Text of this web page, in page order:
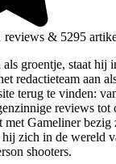
reviews & 5295
groentje, staat hij
redactieteam aan
terug te vinden:
reviews tot
Gameliner bezig
zich in de wereld
shooters.